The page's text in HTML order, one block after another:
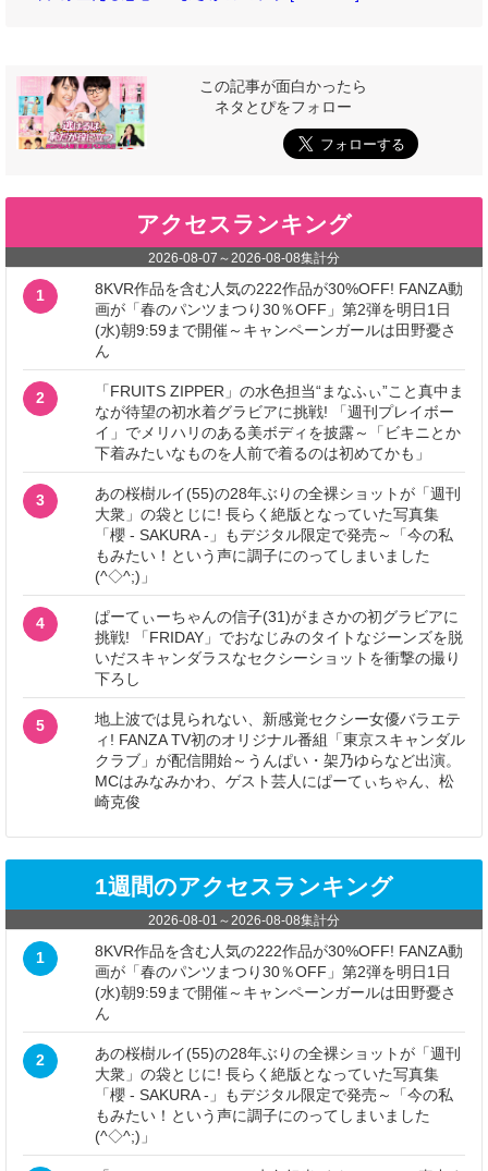
この記事が面白かったら
ネタとぴをフォロー
アクセスランキング
2026-08-07 ～2026-08-08集計分
1
8KVR作品を含む人気の222作品が30%OFF! FANZA動
画が「春のパンツまつり30％OFF」第2弾を明日1日
(水)朝9:59まで開催～キャンペーンガールは田野憂さ
ん
2
「FRUITS ZIPPER」の水色担当“まなふぃ”こと真中ま
なが待望の初水着グラビアに挑戦! 「週刊プレイボー
イ」でメリハリのある美ボディを披露～「ビキニとか
下着みたいなものを人前で着るのは初めてかも」
3
あの桜樹ルイ(55)の28年ぶりの全裸ショットが「週刊
大衆」の袋とじに! 長らく絶版となっていた写真集
「櫻 - SAKURA -」もデジタル限定で発売～「今の私
もみたい！という声に調子にのってしまいました
(^◇^;)」
4
ぱーてぃーちゃんの信子(31)がまさかの初グラビアに
挑戦! 「FRIDAY」でおなじみのタイトなジーンズを脱
いだスキャンダラスなセクシーショットを衝撃の撮り
下ろし
5
地上波では見られない、新感覚セクシー女優バラエテ
ィ! FANZA TV初のオリジナル番組「東京スキャンダル
クラブ」が配信開始～うんぱい・架乃ゆらなど出演。
MCはみなみかわ、ゲスト芸人にぱーてぃちゃん、松
崎克俊
1週間のアクセスランキング
2026-08-01 ～2026-08-08集計分
1
8KVR作品を含む人気の222作品が30%OFF! FANZA動
画が「春のパンツまつり30％OFF」第2弾を明日1日
(水)朝9:59まで開催～キャンペーンガールは田野憂さ
ん
2
あの桜樹ルイ(55)の28年ぶりの全裸ショットが「週刊
大衆」の袋とじに! 長らく絶版となっていた写真集
「櫻 - SAKURA -」もデジタル限定で発売～「今の私
もみたい！という声に調子にのってしまいました
(^◇^;)」